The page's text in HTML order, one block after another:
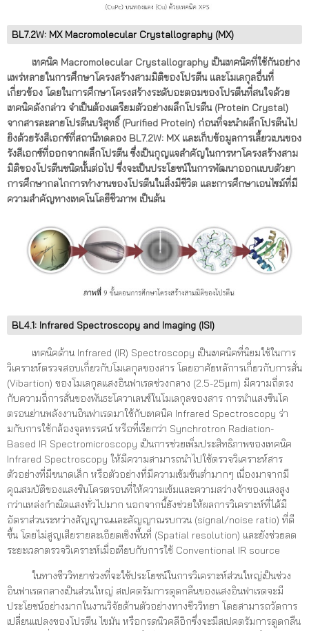
BL7.2W: MX Macromolecular Crystallography (MX)
เทคนิค Macromolecular Crystallography เป็นเทคนิคที่ใช้กันอย่าง
แพร่หลายในการศึกษาโครงสร้างสามมิติของโปรตีน และโมเลกุลอื่นที่
เกี่ยวข้อง โดยในการศึกษาโครงสร้างระดับอะตอมของโปรตีนที่สนใจด้วย
เทคนิคดังกล่าว จำเป็นต้องเตรียมตัวอย่างผลึกโปรตีน (Protein Crystal)
จากสารละลายโปรตีนบริสุทธิ์ (Purified Protein) ก่อนที่จะนำผลึกโปรตีนไป
ยิงด้วยรังสีเอกซ์ที่สถานีทดลอง BL7.2W: MX และเก็บข้อมูลการเลี้ยวเบนของ
รังสีเอกซ์ที่ออกจากผลึกโปรตีน ซึ่งเป็นกุญแจสำคัญในการหาโครงสร้างสาม
มิติของโปรตีนชนิดนั้นต่อไป ซึ่งจะเป็นประโยชน์ในการพัฒนาออกแบบตัวยา
การศึกษากลไกการทำงานของโปรตีนในสิ่งมีชีวิต และการศึกษาเอนไซม์ที่มี
ความสำคัญทางเทคโนโลยีชีวภาพ เป็นต้น
BL4.1: Infrared Spectroscopy and Imaging (ISI)
เทคนิคด้าน Infrared (IR) Spectroscopy เป็นเทคนิคที่นิยมใช้ในการ
วิเคราะห์ตรวจสอบเกี่ยวกับโมเลกุลของสาร โดยอาศัยหลัการเกี่ยวกับการสั่น
(Vibartion) ของโมเลกุลแสงอินฟาเรดช่วงกลาง (2.5-25μm) มีความถี่ตรง
กับความถี่การสั่นของพันธะโควาเลนซ์ในโมเลกุลของสาร การนำแสงซินโค
ตรอนย่านพลังงานอินฟาเรดมาใช้กับเทคนิค Infrared Spectroscopy ร่า
มกับการใช้กล้องจุลทรรศน์ หรือที่เรียกว่า Synchrotron Radiation-
Based IR Spectromicroscopy เป็นการช่วยเพิ่มประสิทธิภาพของเทคนิค
Infrared Spectroscopy ให้มีความสามารถนำไปใช้ตรวจวิเคราะห์สาร
ตัวอย่างที่มีขนาดเล็ก หรือตัวอย่างที่มีความเข้มข้นต่ำมากๆ เนื่องมาจากมี
คุณสมบัติของแสงซินโครตรอนที่ให้ความเข้มและความสว่างจ้าของแสงสูง
กว่าแหล่งกำเนิดแสงทั่วไปมาก นอกจากนี้ยังช่วยให้ผลการวิเคราะห์ที่ได้มี
อัตราส่วนระหว่างสัญญาณและสัญญาณรบกวน (signal/noise ratio) ที่ดี
ขึ้น โดยไม่สูญเสียรายละเอียดเชิงพื้นที่ (Spatial resolution) และยังช่วยลด
ระยะเวลาตรวจวิเคราะห์เมื่อเทียบกับการใช้ Conventional IR source
ในทางชีววิทยาช่วงที่จะใช้ประโยชน์ในการวิเคราะห์ส่วนใหญ่เป็นช่วง
อินฟาเรดกลางเป็นส่วนใหญ่ สเปคตรัมการดุดกลืนของแสงอินฟาเรดจะมี
ประโยชน์อย่างมากในงานวิจัยด้านตัวอย่างทางชีววิทยา โดยสามารถวัดการ
เปลี่ยนแปลงของโปรตีน ไขมัน หรือกรดนิวคลีอิกซึ่งจะมีสเปคตรัมการดูดกลืน